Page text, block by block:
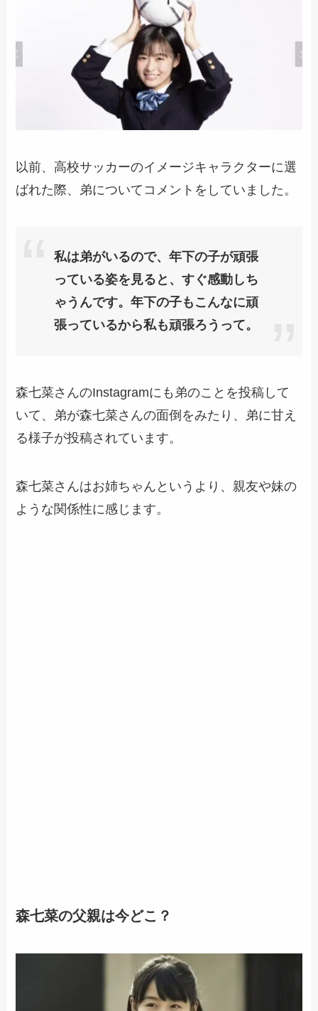
以前、高校サッカーのイメージキャラクターに選
ばれた際、弟についてコメントをしていました。
私は弟がいるので、年下の子が頑張
っている姿を見ると、すぐ感動しち
ゃうんです。年下の子もこんなに頑
張っているから私も頑張ろうって。
森七菜さんのInstagramにも弟のことを投稿して
いて、弟が森七菜さんの面倒をみたり、弟に甘え
る様子が投稿されています。
森七菜さんはお姉ちゃんというより、親友や妹の
ような関係性に感じます。
森七菜の父親は今どこ？